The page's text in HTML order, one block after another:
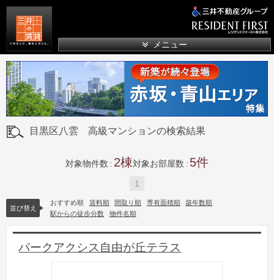
メニュー
目黒区八雲 高級マンションの検索結果
対象物件数 2 対象お部屋数 5
1
並び替え
おすすめ順 賃料順 間取り順 専有面積順
築年数順
駅からの徒歩分数
物件名順
パークアクシス自由が丘テラス